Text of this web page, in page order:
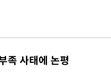
내린 798.81마감
…0.60% 내린 6258.77에 마
린 1416.1원 마감
울, 2018년 이후 첫 40도
족 사태에 논평